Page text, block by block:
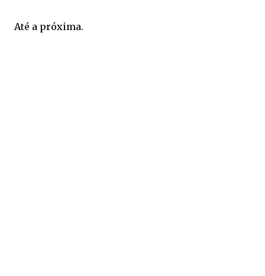
Até a próxima.